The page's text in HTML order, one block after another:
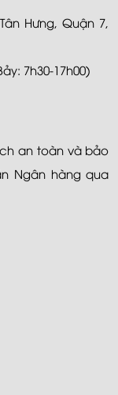
Hưng, Quận 7,
7h30-17h00)
an toàn và bảo
Ngân hàng qua